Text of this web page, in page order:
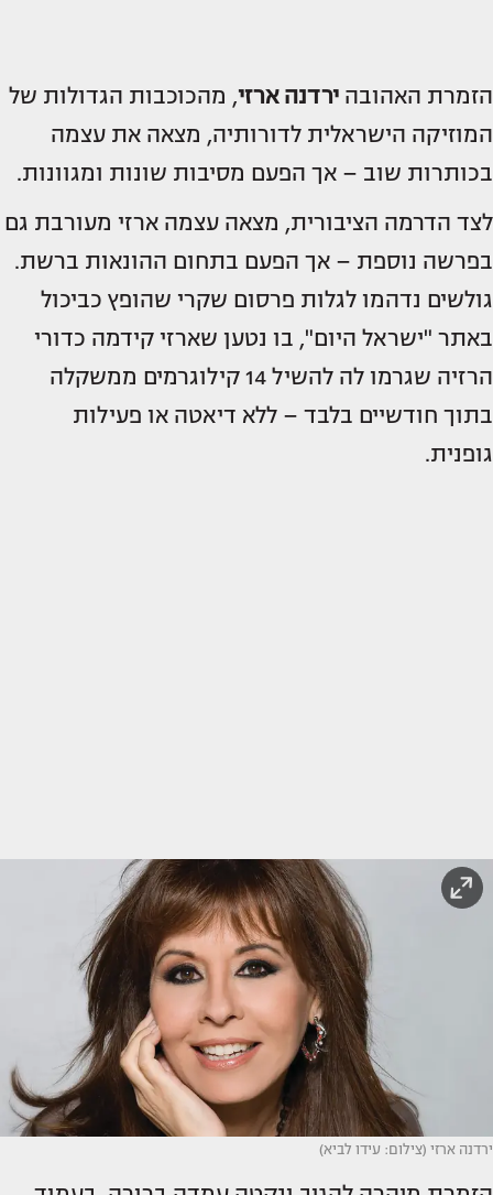
הזמרת האהובה ירדנה ארזי, מהכוכבות הגדולות של
המוזיקה הישראלית לדורותיה, מצאה את עצמה
בכותרות שוב – אך הפעם מסיבות שונות ומגוונות.
לצד הדרמה הציבורית, מצאה עצמה ארזי מעורבת גם
בפרשה נוספת – אך הפעם בתחום ההונאות ברשת.
גולשים נדהמו לגלות פרסום שקרי שהופץ כביכול
באתר "ישראל היום", בו נטען שארזי קידמה כדורי
הרזיה שגרמו לה להשיל 14 קילוגרמים ממשקלה
בתוך חודשיים בלבד – ללא דיאטה או פעילות
גופנית.
ירדנה ארזי (צילום: עידו לביא)